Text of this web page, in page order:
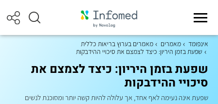
אינפומד מאמרים
מאמרים בערוץ בריאות כללית
שפעת בזמן היריון: כיצד לצמצם את סיכויי ההידבקות
שפעת בזמן היריון: כיצד לצמצם את
סיכויי ההידבקות
שפעת אינה נעימה לאף אחד, אך עלולה להיות קשה יותר ומסוכנת לנשים